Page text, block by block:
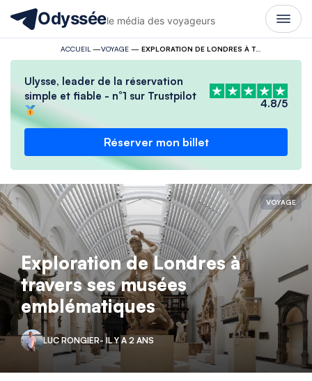
Odysséele média des voyageurs
ACCUEIL —VOYAGE— EXPLORATION DE LONDRES À TRAVERS SES MUSÉES EMBLÉMATIQUES
Ulysse, leader de la réservation
simple et fiable - n°1 sur Trustpilot
4.8/5
Réserver mon billet
VOYAGE
Exploration de Londres à
travers ses musées
emblématiques
LUC RONGIER- IL Y A 2 ANS